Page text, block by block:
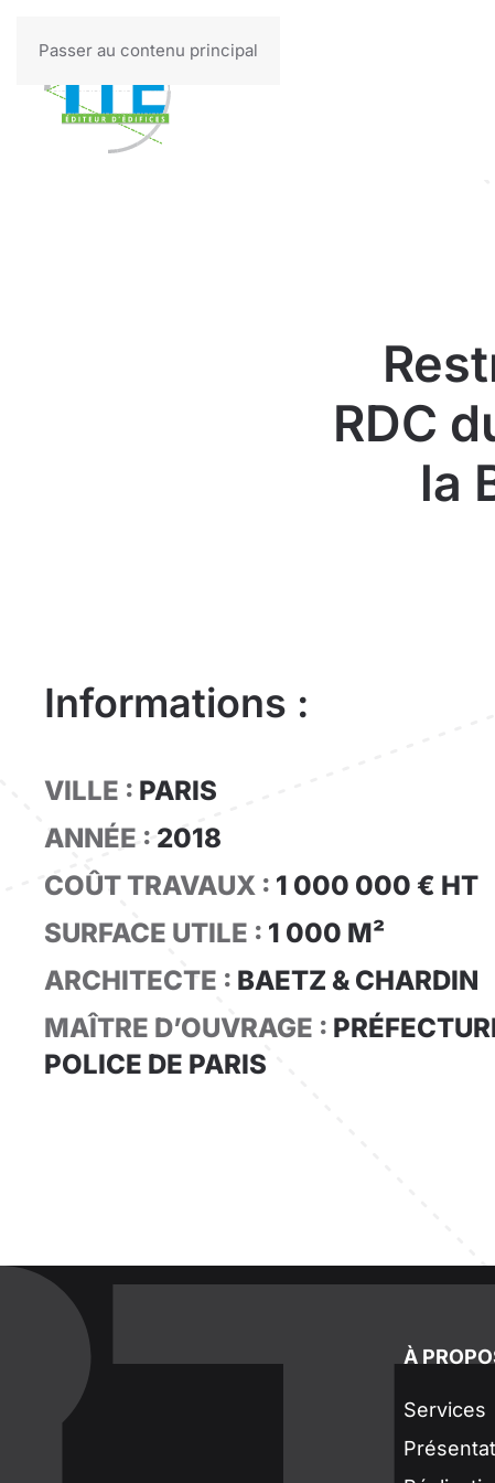
Passer au contenu principal
RDC
la
Informations :
VILLE : PARIS
ANNÉE : 2018
COÛT TRAVAUX : 1 000 000 € HT
SURFACE UTILE : 1 000 M²
ARCHITECTE : BAETZ & CHARDIN
MAÎTRE D’OUVRAGE :
POLICE DE PARIS
À
Services